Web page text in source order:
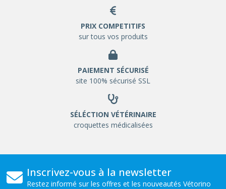
PRIX COMPETITIFS
sur tous vos produits
PAIEMENT SÉCURISÉ
site 100% sécurisé SSL
SÉLÉCTION VÉTÉRINAIRE
croquettes médicalisées
Inscrivez-vous à la newsletter
Restez informé sur les offres et les nouveautés Vétorino